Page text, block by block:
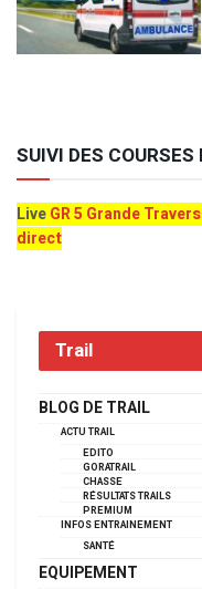
SUIVI DES COURSES
LiveGR 5 Grande
direct
Trail
BLOG DE TRAIL
ACTU TRAIL
EDITO
GORATRAIL
CHASSE
RÉSULTATS TRAILS
PREMIUM
INFOS ENTRAINEMENT
SANTÉ
EQUIPEMENT